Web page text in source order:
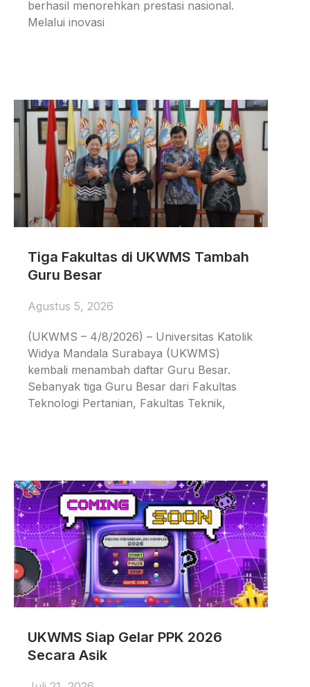
berhasil menorehkan prestasi nasional.
Melalui inovasi
Tiga Fakultas di UKWMS Tambah
Guru Besar
Agustus 5, 2026
(UKWMS – 4/8/2026) – Universitas Katolik
Widya Mandala Surabaya (UKWMS)
kembali menambah daftar Guru Besar.
Sebanyak tiga Guru Besar dari Fakultas
Teknologi Pertanian, Fakultas Teknik,
UKWMS Siap Gelar PPK 2026
Secara Asik